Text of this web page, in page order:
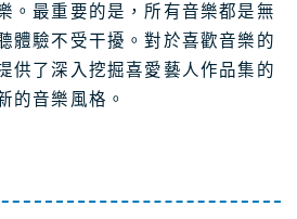
。最重要的是，所有音樂都是無
體驗不受干擾。對於喜歡音樂的
供了深入挖掘喜愛藝人作品集的
的音樂風格。